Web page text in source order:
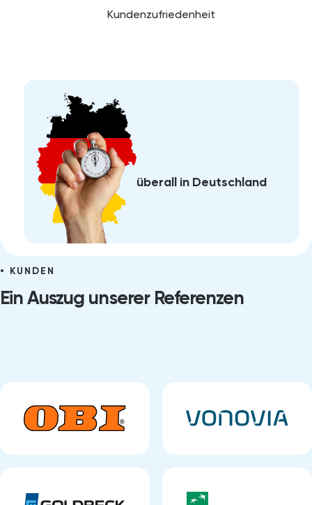
Kundenzufriedenheit
überall in Deutschland
KUNDEN
Ein Auszug unserer Referenzen